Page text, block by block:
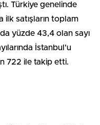
Türkiye genelinde
ilk satışların toplam
yüzde 43,4 olan sayı
İstanbul'u
722 ile takip etti.